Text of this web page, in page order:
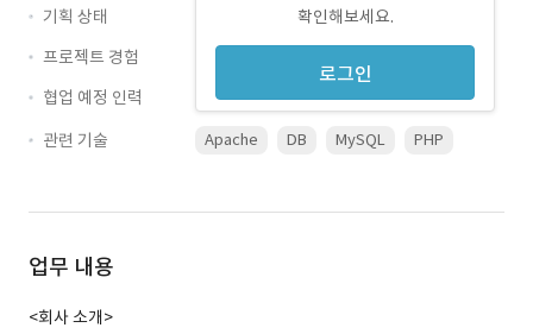
확인해보세요.
로그인
기획 상태
프로젝트 경험
협업 예정 인력
관련 기술
Apache DB MySQL PHP
업무 내용
<회사 소개>